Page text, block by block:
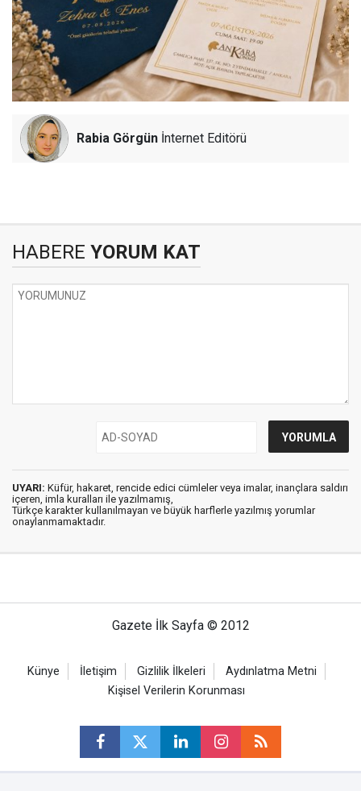
Rabia Görgün İnternet Editörü
HABERE YORUM KAT
UYARI: Küfür, hakaret, rencide edici cümleler veya imalar, inançlara saldırı
içeren, imla kuralları ile yazılmamış,
Türkçe karakter kullanılmayan ve büyük harflerle yazılmış yorumlar
onaylanmamaktadır.
Gazete İlk Sayfa © 2012
Künye İletişim Gizlilik İlkeleri
Aydınlatma Metni
Kişisel Verilerin Korunması